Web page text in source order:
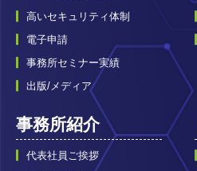
高いセキュリティ体制
電子申請
事務所セミナー実績
出版/メディア
事務所紹介
代表社員ご挨拶